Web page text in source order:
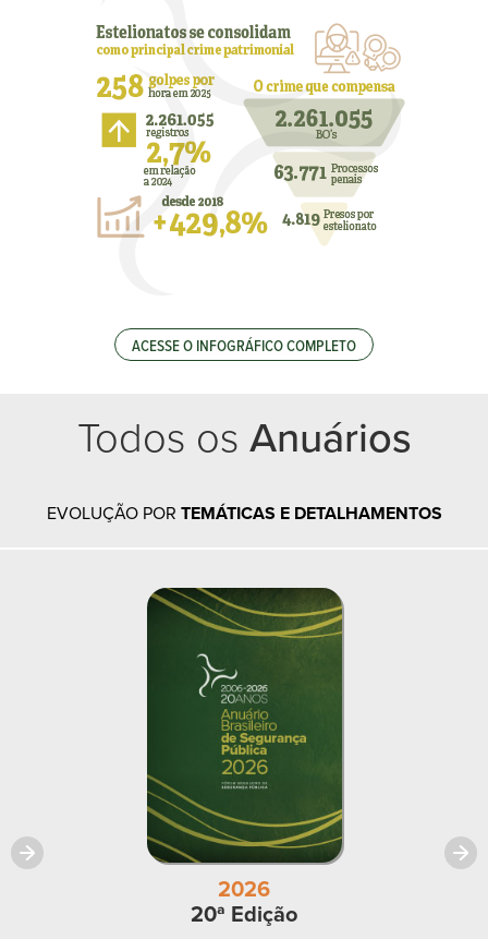
ACESSE O INFOGRÁFICO COMPLETO
Todos os Anuários
EVOLUÇÃO POR TEMÁTICAS E DETALHAMENTOS
2026
20ª Edição